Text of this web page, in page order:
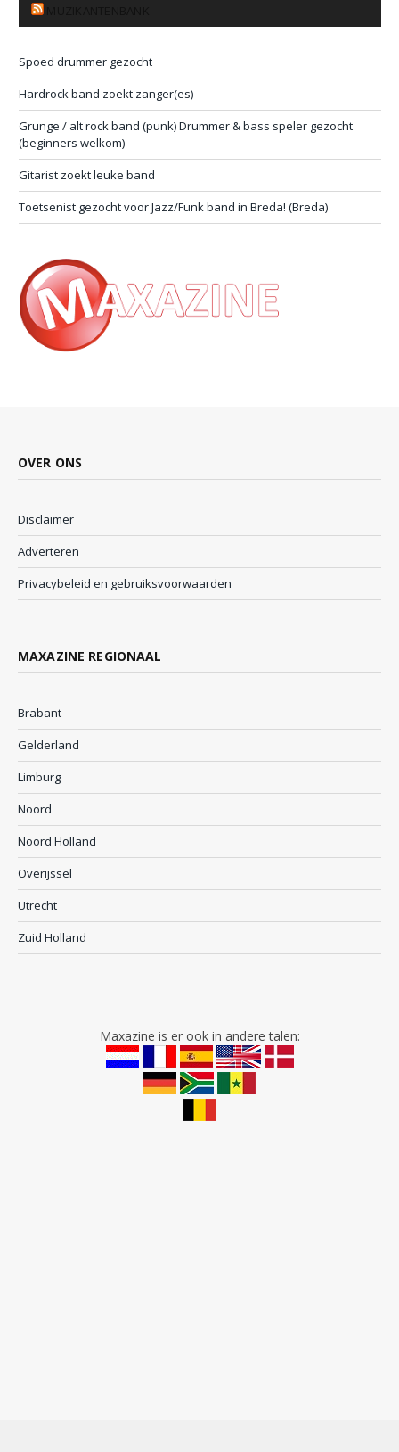
Spoed drummer gezocht
Hardrock band zoekt zanger(es)
Grunge / alt rock band (punk) Drummer & bass speler gezocht
(beginners welkom)
Gitarist zoekt leuke band
Toetsenist gezocht voor Jazz/Funk band in Breda! (Breda)
OVER ONS
Disclaimer
Adverteren
Privacybeleid en gebruiksvoorwaarden
MAXAZINE REGIONAAL
Brabant
Gelderland
Limburg
Noord
Noord Holland
Overijssel
Utrecht
Zuid Holland
Maxazine is er ook in andere talen: